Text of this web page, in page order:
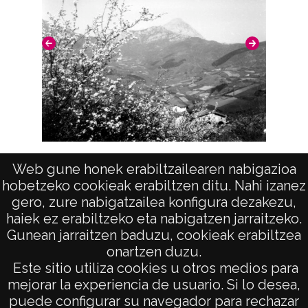
Web gune honek erabiltzailearen nabigazioa
hobetzeko cookieak erabiltzen ditu. Nahi izanez
gero, zure nabigatzailea konfigura dezakezu,
haiek ez erabiltzeko eta nabigatzen jarraitzeko.
Gunean jarraitzen baduzu, cookieak erabiltzea
onartzen duzu.
Este sitio utiliza cookies u otros medios para
mejorar la experiencia de usuario. Si lo desea,
puede configurar su navegador para rechazar
19400101
19601231
1940, enero, 1 a 1960, diciembre, 31 -
Aproximada;
Notas
Nº de identificación: 4030 Duplicado del
negativo: 265 Duplicado del positivo: 265
Positivo original: 4030;
Licencia de las imágenes
CC BY-NC-SA 4.0
Vista
AVISO LEGAL
POLÍTICA DE PRIVACIDAD
ACCESIBILIDAD